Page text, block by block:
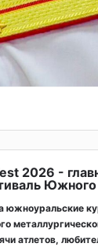
2026 -
Южного
южноуральские
атлетов,